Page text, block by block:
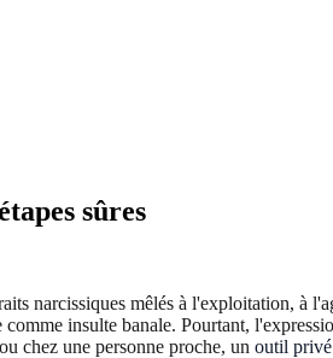
sûres
narcissiques mêlés à l'exploitation, à
insulte banale. Pourtant,
chez une personne proche, un outil privé